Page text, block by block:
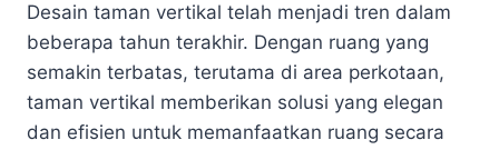
Desain taman vertikal telah menjadi tren dalam
beberapa tahun terakhir. Dengan ruang yang
semakin terbatas, terutama di area perkotaan,
taman vertikal memberikan solusi yang elegan
dan efisien untuk memanfaatkan ruang secara